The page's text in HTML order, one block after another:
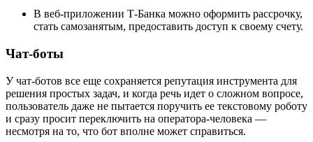
В веб-приложении Т-Банка можно оформить рассрочку,
стать самозанятым, предоставить доступ к своему счету.
Чат-боты
У чат-ботов все еще сохраняется репутация инструмента для
решения простых задач, и когда речь идет о сложном вопросе,
пользователь даже не пытается поручить ее текстовому роботу
и сразу просит переключить на оператора-человека —
несмотря на то, что бот вполне может справиться.